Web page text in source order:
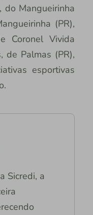
do Mangueirinha
(PR),
Coronel Vivida
de Palmas (PR),
esportivas
Sicredi, a